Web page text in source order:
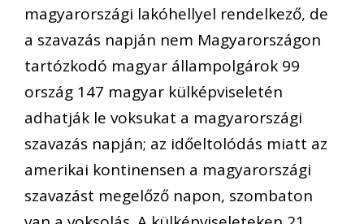
magyarországi lakóhellyel rendelkező, de
a szavazás napján nem Magyarországon
tartózkodó magyar állampolgárok 99
ország 147 magyar külképviseletén
adhatják le voksukat a magyarországi
szavazás napján; az időeltolódás miatt az
amerikai kontinensen a magyarországi
szavazást megelőző napon, szombaton